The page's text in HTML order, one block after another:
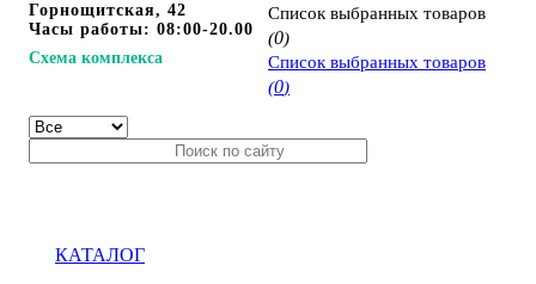
Горнощитская, 42
Часы работы: 08:00-20.00
Схема комплекса
Cписок выбранных товаров
(0)
Cписок выбранных товаров
(0)
КАТАЛОГ